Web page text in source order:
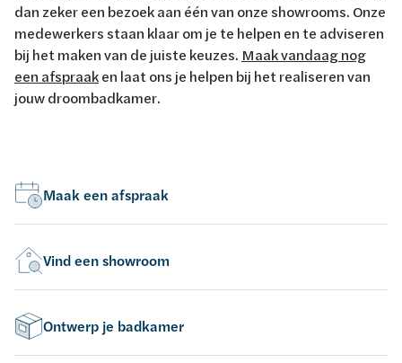
dan zeker een bezoek aan één van onze showrooms. Onze
medewerkers staan klaar om je te helpen en te adviseren
bij het maken van de juiste keuzes. Maak vandaag nog
een afspraaken laat ons je helpen bij het realiseren van
jouw droombadkamer.
Maak een afspraak
Vind een showroom
Ontwerp je badkamer